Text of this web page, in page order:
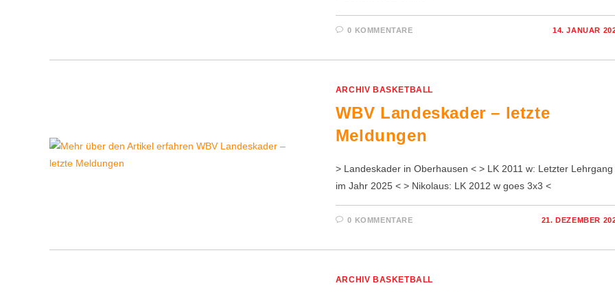
0 KOMMENTARE 14. JANUAR
ARCHIV BASKETBALL
WBV Landeskader – letzte
Meldungen
> Landeskader in Oberhausen < > LK 2011 w: Letzter Lehrgang
im Jahr 2025 < > Nikolaus: LK 2012 w goes 3x3 <
0 KOMMENTARE 21. DEZEMBER
ARCHIV BASKETBALL